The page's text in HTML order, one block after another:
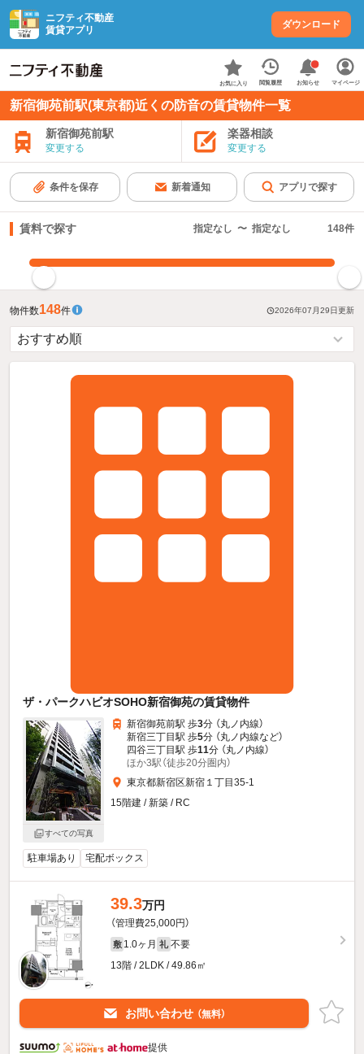
ニフティ不動産
賃貸アプリ
ダウンロード
お気に入り 閲覧履歴 お知らせ マイページ
新宿御苑前駅(東京都)近くの防音の賃貸物件一覧
新宿御苑前駅
変更する
楽器相談
変更する
条件を保存 新着通知 アプリで探す
賃料で探す 指定なし 〜 指定なし 148件
物件数148件 2026年07月29日更新
ザ・パークハビオSOHO新宿御苑の賃貸物件
すべての写真
新宿御苑前駅 歩3分 （丸ノ内線）
新宿三丁目駅 歩5分 （丸ノ内線など）
四谷三丁目駅 歩11分 （丸ノ内線）
ほか3駅（徒歩20分圏内）
東京都新宿区新宿１丁目35-1
15階建 / 新築 / RC
駐車場あり 宅配ボックス
39.3万円
（管理費25,000円）
敷 1.0ヶ月 礼 不要
13階 / 2LDK / 49.86㎡
お問い合わせ （無料）
提供